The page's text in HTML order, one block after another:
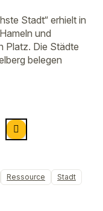
Stadt“ erhielt in
und
Platz. Die Städte
belegen
Ressource
Stadt